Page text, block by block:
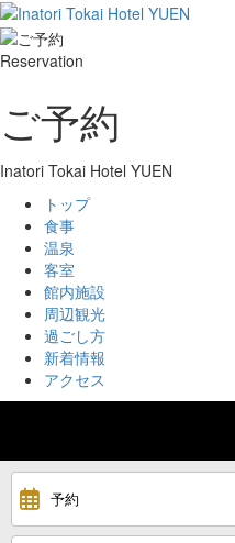
Reservation
ご予約
Inatori Tokai Hotel YUEN
トップ
食事
温泉
客室
館内施設
周辺観光
過ごし方
新着情報
アクセス
予約